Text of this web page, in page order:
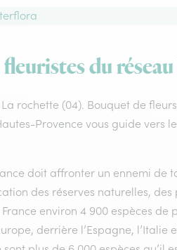
du
rochette (04). Bouquet de
Provence vous guide vers
doit affronter un ennemi de
des réserves naturelles, des
environ 4 900 espèces de
derrière l’Espagne, l’Italie